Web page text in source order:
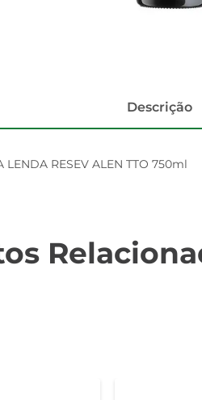
Descrição
LENDA RESEV ALEN TTO 750ml